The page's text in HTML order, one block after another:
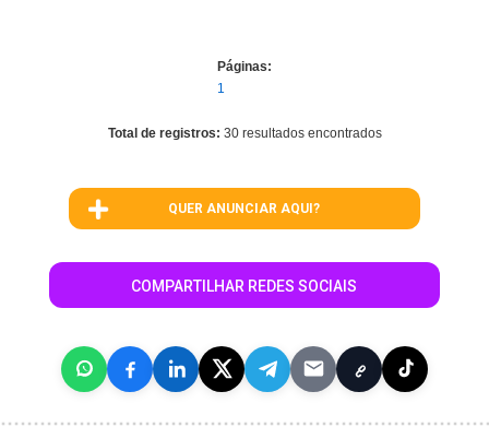
Páginas:
1
Total de registros: 30 resultados encontrados
QUER ANUNCIAR AQUI?
COMPARTILHAR REDES SOCIAIS